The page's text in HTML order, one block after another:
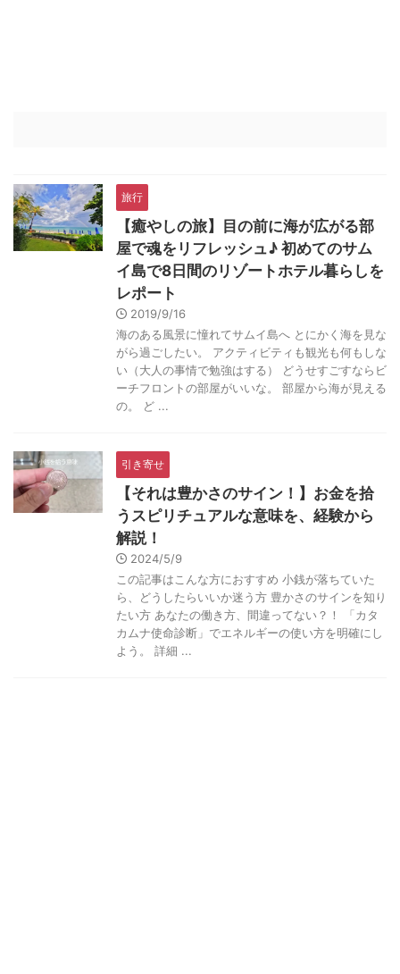
旅行
【癒やしの旅】目の前に海が広がる部
屋で魂をリフレッシュ♪ 初めてのサム
イ島で8日間のリゾートホテル暮らしを
レポート
2019/9/16
海のある風景に憧れてサムイ島へ とにかく海を見な
がら過ごしたい。 アクティビティも観光も何もしな
い（大人の事情で勉強はする） どうせすごすならビ
ーチフロントの部屋がいいな。 部屋から海が見える
の。 ど ...
引き寄せ
【それは豊かさのサイン！】お金を拾
うスピリチュアルな意味を、経験から
解説！
2024/5/9
この記事はこんな方におすすめ 小銭が落ちていた
ら、どうしたらいいか迷う方 豊かさのサインを知り
たい方 あなたの働き方、間違ってない？！ 「カタ
カムナ使命診断」でエネルギーの使い方を明確にし
よう。 詳細 ...